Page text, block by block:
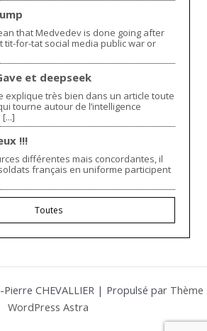
that Medvedev is done going after
tit-for-tat social media public war or
et deepseek
explique très bien dans un article toute
tourne autour de l’intelligence
!!!
différentes mais concordantes, il
français en uniforme participent
Toutes
CHEVALLIER | Propulsé par Thème
WordPress Astra